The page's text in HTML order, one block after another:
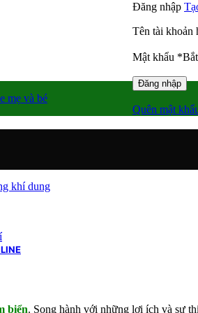
Đăng nhập
Tên tài khoản
Mật khẩu *
Đăng nhập
Quên mật
mẹ và bé
khí dung
biển. Song hành với những lợi ích và sự